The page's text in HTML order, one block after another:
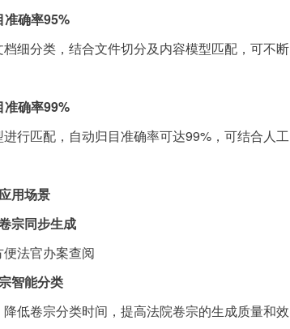
确率95%
分类，结合文件切分及内容模型匹配，可不断
确率99%
匹配，自动归目准确率可达99%，可结合人工
场景
同步生成
法官办案查阅
能分类
卷宗分类时间，提高法院卷宗的生成质量和效